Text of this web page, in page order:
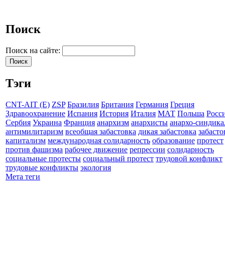
Поиск
Поиск на сайте:
Тэги
CNT-AIT (E) ZSP Бразилия Британия Германия Греция
Здравоохранение Испания История Италия МАТ Польша
Сербия Украина Франция анархизм анархисты анархо-
антимилитаризм всеобщая забастовка дикая забастовка
капитализм международная солидарность образование протест
против фашизма рабочее движение репрессии солидарность
социальные протесты социальный протест трудовой конфликт
трудовые конфликты экология
Мета теги